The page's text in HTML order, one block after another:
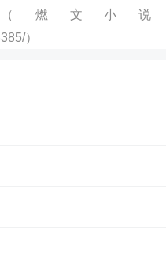
燃文小说
）